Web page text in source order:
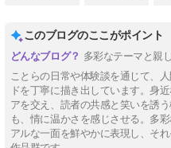
このブログのここがポイント
多彩なテーマと親
ことらの日常や体験談を通じて、
ドを丁寧に描き出しています。身
アを交え、読者の共感と笑いを誘
も、情に温かさを感じさせる。多
アルな一面を鮮やかに表現し、そ